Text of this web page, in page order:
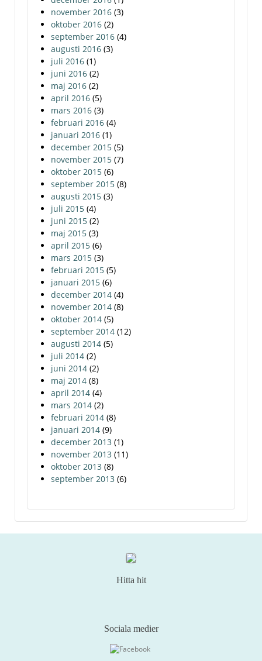
november 2016 (3)
oktober 2016 (2)
september 2016 (4)
augusti 2016 (3)
juli 2016 (1)
juni 2016 (2)
maj 2016 (2)
april 2016 (5)
mars 2016 (3)
februari 2016 (4)
januari 2016 (1)
december 2015 (5)
november 2015 (7)
oktober 2015 (6)
september 2015 (8)
augusti 2015 (3)
juli 2015 (4)
juni 2015 (2)
maj 2015 (3)
april 2015 (6)
mars 2015 (3)
februari 2015 (5)
januari 2015 (6)
december 2014 (4)
november 2014 (8)
oktober 2014 (5)
september 2014 (12)
augusti 2014 (5)
juli 2014 (2)
juni 2014 (2)
maj 2014 (8)
april 2014 (4)
mars 2014 (2)
februari 2014 (8)
januari 2014 (9)
december 2013 (1)
november 2013 (11)
oktober 2013 (8)
september 2013 (6)
Hitta hit
Sociala medier